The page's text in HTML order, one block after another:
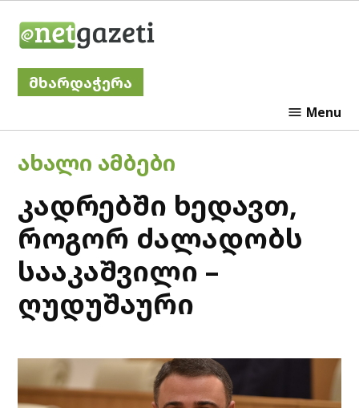
მხარდაჭერა
Menu
POSTED
ᲐᲮᲐᲚᲘ ᲐᲛᲑᲔᲑᲘ
კადრებში ხედავთ,
როგორ ძალადობს
სააკაშვილი –
ღუდუშაური